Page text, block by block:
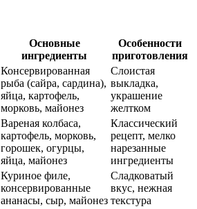
Основные
ингредиенты
Особенности
приготовления
Консервированная
рыба (сайра, сардина),
яйца, картофель,
морковь, майонез
Слоистая
выкладка,
украшение
желтком
Вареная колбаса,
картофель, морковь,
горошек, огурцы,
яйца, майонез
Классический
рецепт, мелко
нарезанные
ингредиенты
Куриное филе,
консервированные
ананасы, сыр, майонез
Сладковатый
вкус, нежная
текстура